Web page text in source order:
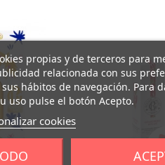
propias y de terceros para
relacionada con sus
hábitos de navegación. Para
uso pulse el botón Acepto.
cookies